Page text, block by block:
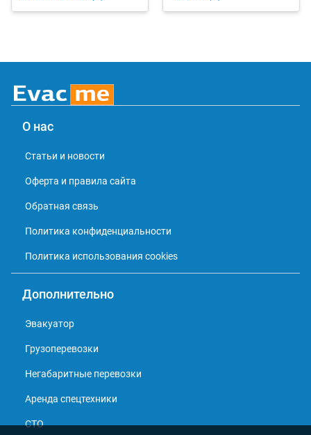
О нас
Статьи и новости
Оферта и правила сайта
Обратная связь
Политика конфиденциальности
Политика использования cookies
Дополнительно
Эвакуатор
Грузоперевозки
Негабаритные перевозки
Аренда спецтехники
СТО